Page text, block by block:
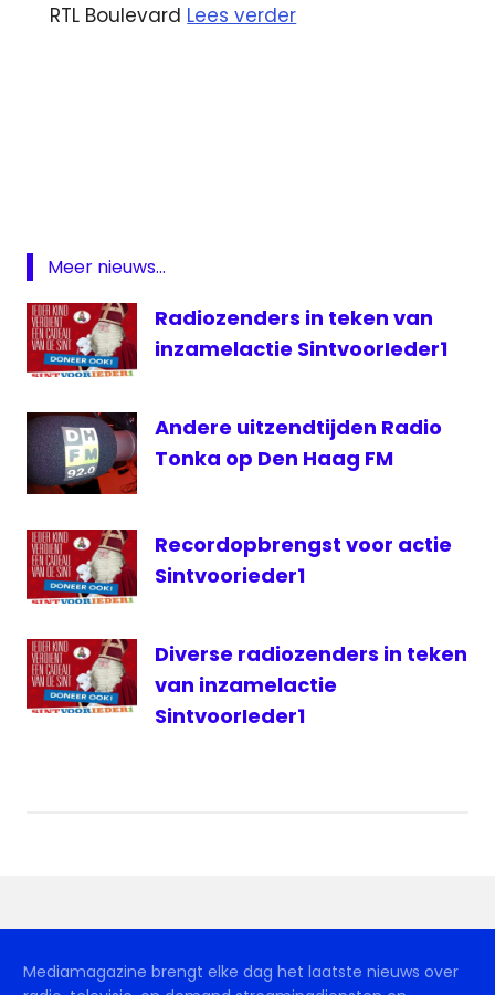
RTL Boulevard Lees verder
VoetbalTV
Meer nieuws...
Radiozenders in teken van
inzamelactie SintvoorIeder1
Andere uitzendtijden Radio
Tonka op Den Haag FM
Recordopbrengst voor actie
Sintvoorieder1
Diverse radiozenders in teken
van inzamelactie
SintvoorIeder1
Mediamagazine brengt elke dag het laatste nieuws over